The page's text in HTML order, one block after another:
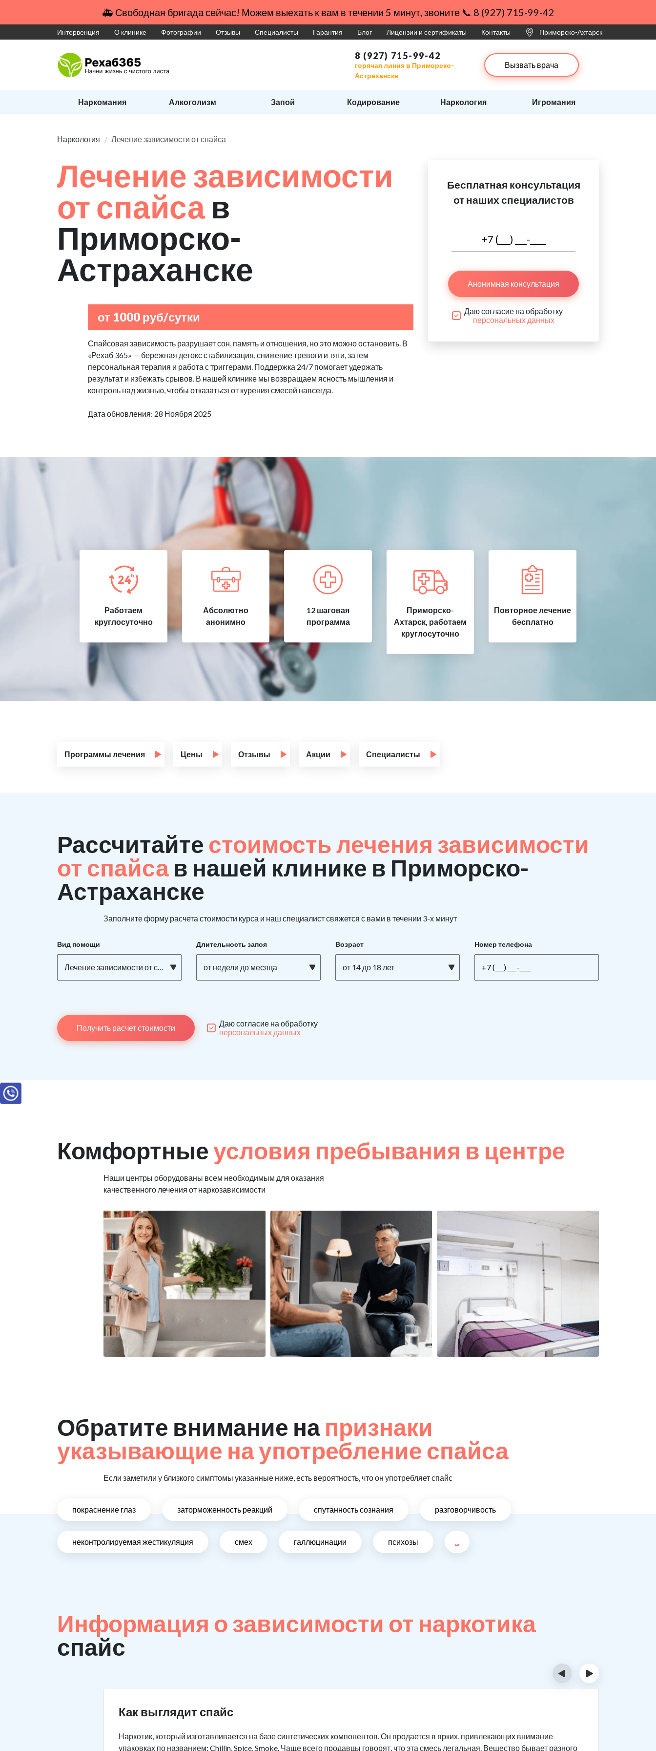
🚑 Свободная бригада сейчас! Можем выехать к вам в течении 5 минут, звоните 📞 8 (927) 715-99-42
Интервенция О клинике Фотографии Отзывы Специалисты Гарантия Блог Лицензии и сертификаты Контакты Приморско-Ахтарск
8 (927) 715-99-42
горячая линия в Приморско-
Астраханске
Вызвать врача
Наркомания Алкоголизм Запой Кодирование Наркология Игромания
Наркология Лечение зависимости от спайса
Лечение зависимости
от спайса в
Приморско-
Астраханске
от 1000 руб/сутки
Спайсовая зависимость разрушает сон, память и отношения, но это можно остановить. В
«Рехаб 365» — бережная детокс стабилизация, снижение тревоги и тяги, затем
персональная терапия и работа с триггерами. Поддержка 24/7 помогает удержать
результат и избежать срывов. В нашей клинике мы возвращаем ясность мышления и
контроль над жизнью, чтобы отказаться от курения смесей навсегда.
Дата обновления: 28 Ноября 2025
Бесплатная консультация
от наших специалистов
Анонимная консультация
Даю согласие на обработку
персональных данных
Работаем
круглосуточно
Абсолютно
анонимно
12 шаговая
программа
Приморско-
Ахтарск, работаем
круглосуточно
Повторное лечение
бесплатно
Программы лечения Цены Отзывы Акции Специалисты
Рассчитайте стоимость лечения зависимости
от спайса в нашей клинике в Приморско-
Астраханске
Заполните форму расчета стоимости курса и наш специалист свяжется с вами в течении 3-х минут
Вид помощи
Лечение зависимости от спайса
Длительность запоя
от недели до месяца
Возраст
от 14 до 18 лет
Номер телефона
Получить расчет стоимости
Даю согласие на обработку
персональных данных
Комфортныеусловия пребывания в центре
Наши центры оборудованы всем необходимым для оказания
качественного лечения от наркозависимости
Обратите внимание на признаки
указывающие на употребление спайса
Если заметили у близкого симптомы указанные ниже, есть вероятность, что он употребляет спайс
покраснение глаз заторможенность реакций спутанность сознания разговорчивость
неконтролируемая жестикуляция смех галлюцинации психозы ...
Информация о зависимости от наркотика
спайс
Как выглядит спайс
Наркотик, который изготавливается на базе синтетических компонентов. Он продается в ярких, привлекающих внимание
упаковках по названием: Chillin, Spice, Smoke. Чаще всего продавцы говорят, что эта смесь легальная. Вещество бывает разного
‹ ›